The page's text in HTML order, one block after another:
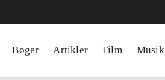
Bøger Artikler Film Musik